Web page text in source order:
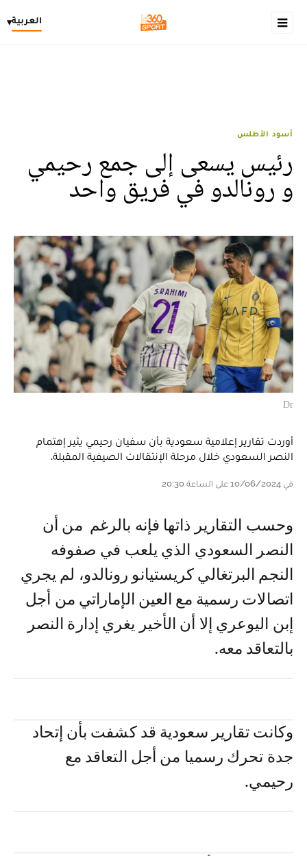
العربية▾
أسود الأطلس
رئيس يسعى إلى جمع رحيمي
و رونالدو في فريق واحد
Dr
أوردت تقارير إعلامية سعودية بأن سفيان رحيمي يثير إهتمام
النصر السعودي خلال مرحلة الإنتقالات الصيفية المقبلة.
في 10/06/2024 على الساعة 20:30
و حسب التقارير ذاتها فإنه بالرغم من أن
النصر السعودي الذي يلعب في صفوفه
النجم البرتغالي كريستيانو رونالدو، لم يجري
اتصالات رسمية مع العين الإماراتي من أجل
إبن اليوعري إلا أن الأخير يغري إدارة النصر
بالتعاقد معه.
وكانت تقارير سعودية قد كشفت بأن إتحاد
جدة تحرك رسميا من أجل التعاقد مع
رحيمي.